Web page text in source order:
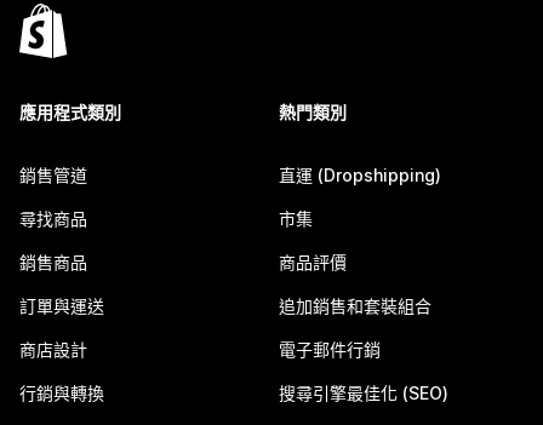
應用程式類別
銷售管道
尋找商品
銷售商品
訂單與運送
商店設計
行銷與轉換
熱門類別
直運 (Dropshipping)
市集
商品評價
追加銷售和套裝組合
電子郵件行銷
搜尋引擎最佳化 (SEO)